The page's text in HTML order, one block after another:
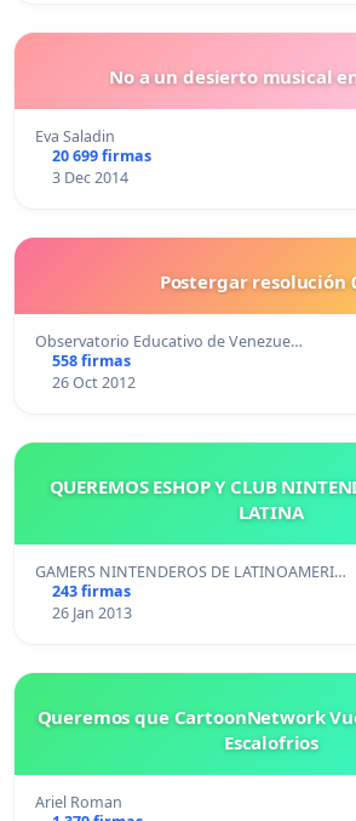
No a un desierto musical
Eva Saladin
20 699 firmas
3 Dec 2014
Postergar resolución
Observatorio Educativo de Venezue…
558 firmas
26 Oct 2012
QUEREMOS ESHOP Y CLUB
LATINA
GAMERS NINTENDEROS DE LATINOAMERI…
243 firmas
26 Jan 2013
Queremos que CartoonNetwork
Escalofrios
Ariel Roman